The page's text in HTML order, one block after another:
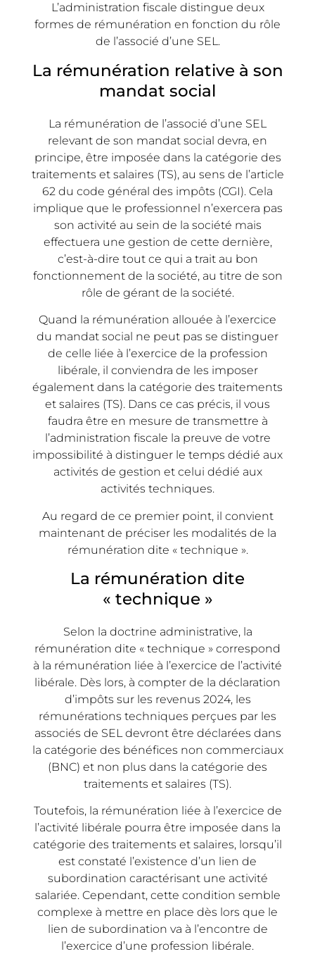
L’administration fiscale distingue deux
formes de rémunération en fonction du rôle
de l’associé d’une SEL.
La rémunération relative à son
mandat social
La rémunération de l’associé d’une SEL
relevant de son mandat social devra, en
principe, être imposée dans la catégorie des
traitements et salaires (TS), au sens de l’article
62 du code général des impôts (CGI). Cela
implique que le professionnel n’exercera pas
son activité au sein de la société mais
effectuera une gestion de cette dernière,
c’est-à-dire tout ce qui a trait au bon
fonctionnement de la société, au titre de son
rôle de gérant de la société.
Quand la rémunération allouée à l’exercice
du mandat social ne peut pas se distinguer
de celle liée à l’exercice de la profession
libérale, il conviendra de les imposer
également dans la catégorie des traitements
et salaires (TS). Dans ce cas précis, il vous
faudra être en mesure de transmettre à
l’administration fiscale la preuve de votre
impossibilité à distinguer le temps dédié aux
activités de gestion et celui dédié aux
activités techniques.
Au regard de ce premier point, il convient
maintenant de préciser les modalités de la
rémunération dite « technique ».
La rémunération dite
« technique »
Selon la doctrine administrative, la
rémunération dite « technique » correspond
à la rémunération liée à l’exercice de l’activité
libérale. Dès lors, à compter de la déclaration
d’impôts sur les revenus 2024, les
rémunérations techniques perçues par les
associés de SEL devront être déclarées dans
la catégorie des bénéfices non commerciaux
(BNC) et non plus dans la catégorie des
traitements et salaires (TS).
Toutefois, la rémunération liée à l’exercice de
l’activité libérale pourra être imposée dans la
catégorie des traitements et salaires, lorsqu’il
est constaté l’existence d’un lien de
subordination caractérisant une activité
salariée. Cependant, cette condition semble
complexe à mettre en place dès lors que le
lien de subordination va à l’encontre de
l’exercice d’une profession libérale.